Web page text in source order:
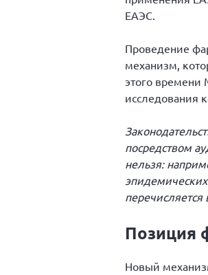
ЕАЭС.
Проведение
механизм,
этого времени
исследования
посредством
нельзя:
Позиция
Новый